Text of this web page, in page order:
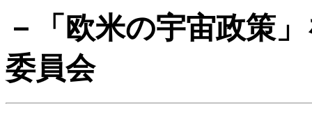
－「欧米の宇宙政策
委員会